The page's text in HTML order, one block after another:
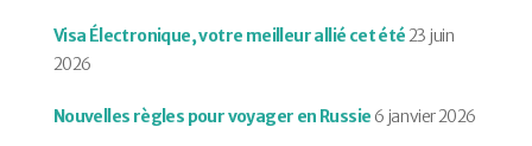
Visa Électronique, votre meilleur allié cet été23 juin
2026
Nouvelles règles pour voyager en Russie 6 janvier 2026